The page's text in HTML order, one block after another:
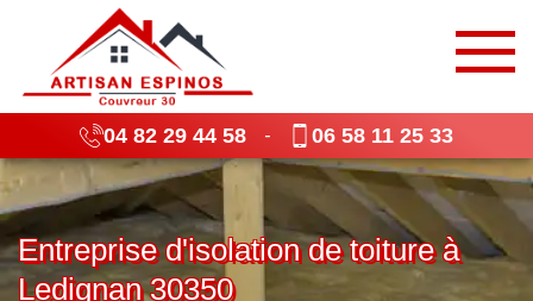
04 82 29 44 58 - 06 58 11 25 33
Entreprise d'isolation de toiture à
Ledignan 30350